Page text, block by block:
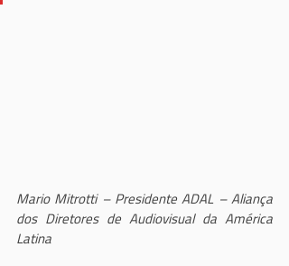
Mario Mitrotti – Presidente ADAL – Aliança
dos Diretores de Audiovisual da América
Latina